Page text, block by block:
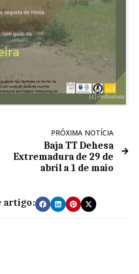
PRÓXIMA NOTÍCIA
Baja TT Dehesa
Extremadura de 29 de
abril a 1 de maio
artigo: